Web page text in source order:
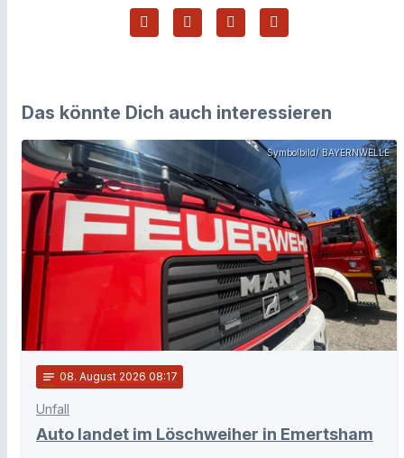
Das könnte Dich auch interessieren
Symbolbild/ BAYERNWELLE
notes 08. August 2026 08:17
Unfall
Auto landet im Löschweiher in Emertsham